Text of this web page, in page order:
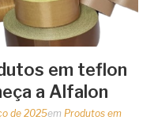
em teflon
a Alfalon
de 2025em Produtos em